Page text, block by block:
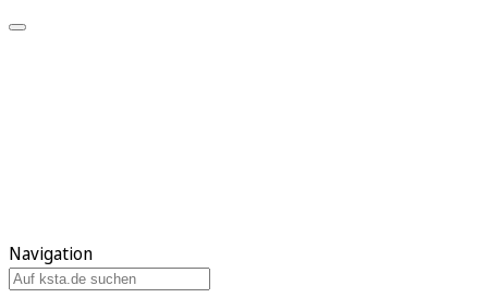
Navigation